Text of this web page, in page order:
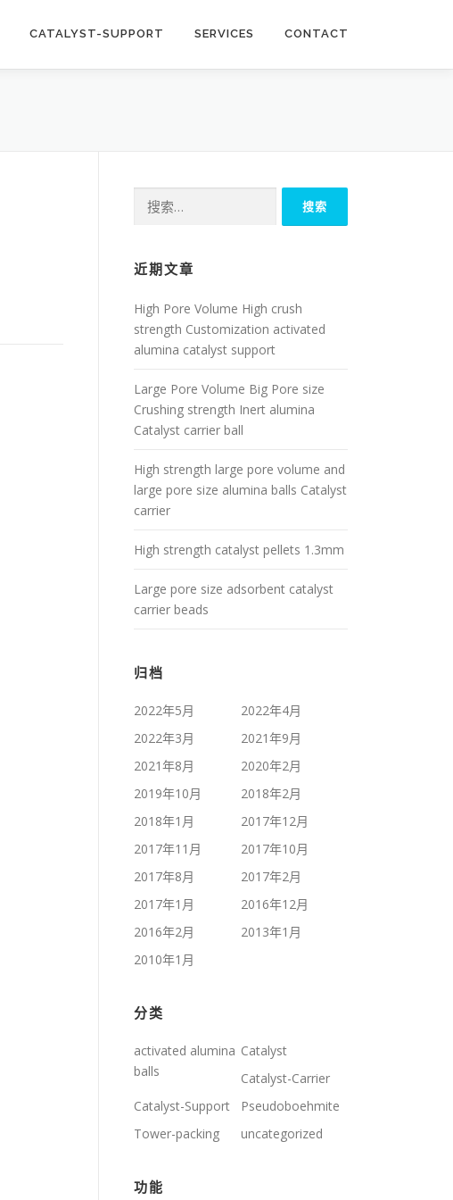
CATALYST-SUPPORT SERVICES CONTACT
索：
近期文章
High Pore Volume High crush
strength Customization activated
alumina catalyst support
Large Pore Volume Big Pore size
Crushing strength Inert alumina
Catalyst carrier ball
High strength large pore volume and
large pore size alumina balls Catalyst
carrier
High strength catalyst pellets 1.3mm
Large pore size adsorbent catalyst
carrier beads
归档
2022年5月
2022年4月
2022年3月
2021年9月
2021年8月
2020年2月
2019年10月
2018年2月
2018年1月
2017年12月
2017年11月
2017年10月
2017年8月
2017年2月
2017年1月
2016年12月
2016年2月
2013年1月
2010年1月
分类
activated alumina
balls
Catalyst
Catalyst-Carrier
Catalyst-Support
Pseudoboehmite
Tower-packing
uncategorized
功能